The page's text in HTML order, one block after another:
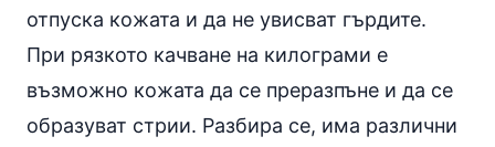
отпуска кожата и да не увисват гърдите.
При рязкото качване на килограми е
възможно кожата да се преразпъне и да се
образуват стрии. Разбира се, има различни